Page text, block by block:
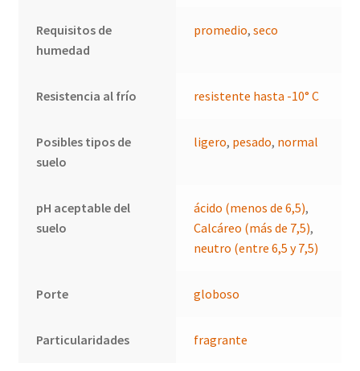
Requisitos de
humedad
promedio,seco
Resistencia al frío resistente hasta -10° C
Posibles tipos de
suelo
ligero, pesado, normal
pH aceptable del
suelo
ácido (menos de 6,5),
Calcáreo (más de 7,5),
neutro (entre 6,5 y 7,5)
Porte globoso
Particularidades fragrante